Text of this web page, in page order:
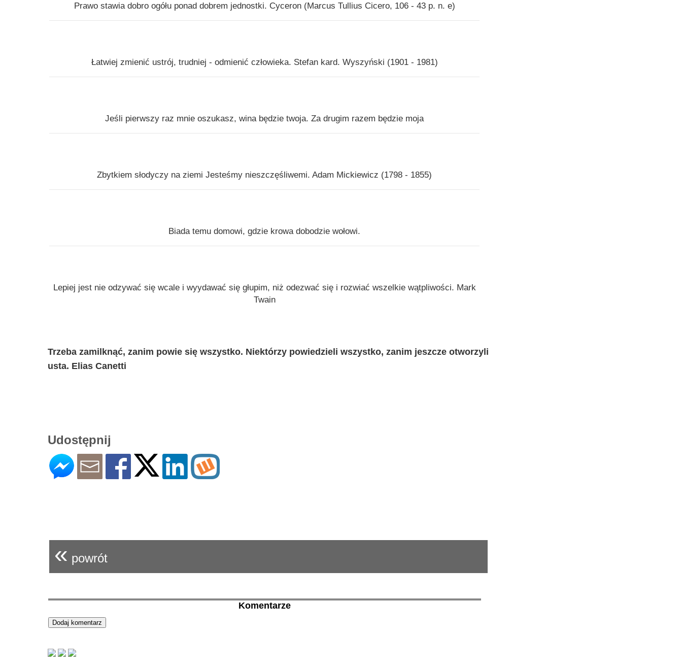
Prawo stawia dobro ogółu ponad dobrem jednostki. Cyceron (Marcus Tullius Cicero, 106 - 43 p. n. e)
Łatwiej zmienić ustrój, trudniej - odmienić człowieka. Stefan kard. Wyszyński (1901 - 1981)
Jeśli pierwszy raz mnie oszukasz, wina będzie twoja. Za drugim razem będzie moja
Zbytkiem słodyczy na ziemi Jesteśmy nieszczęśliwemi. Adam Mickiewicz (1798 - 1855)
Biada temu domowi, gdzie krowa dobodzie wołowi.
Lepiej jest nie odzywać się wcale i wyydawać się głupim, niż odezwać się i rozwiać wszelkie wątpliwości. Mark
Twain
Trzeba zamilknąć, zanim powie się wszystko. Niektórzy powiedzieli wszystko, zanim jeszcze otworzyli
usta. Elias Canetti
Udostępnij
« powrót
Komentarze